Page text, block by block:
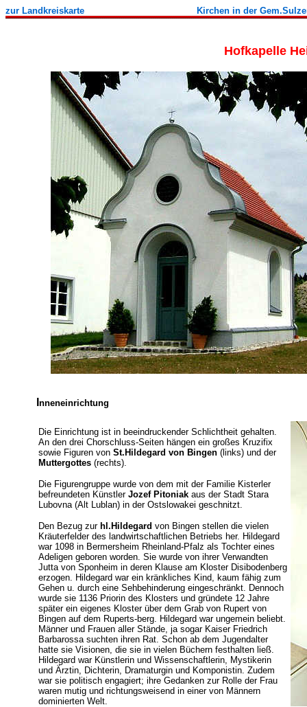
zur Landkreiskarte Kirchen in der
Hofkapelle
nneneinrichtung
Die Einrichtung ist in beeindruckender Schlichtheit gehalten.
An den drei Chorschluss-Seiten hängen ein großes Kruzifix
sowie Figuren von St.Hildegard von Bingen (links) und der
Muttergottes (rechts).
Die Figurengruppe wurde von dem mit der Familie Kisterler
befreundeten Künstler Jozef Pitoniak aus der Stadt Stara
Lubovna (Alt Lublan) in der Ostslowakei geschnitzt.
Den Bezug zur hl.Hildegard von Bingen stellen die vielen
Kräuterfelder des landwirtschaftlichen Betriebs her. Hildegard
war 1098 in Bermersheim Rheinland-Pfalz als Tochter eines
Adeligen geboren worden. Sie wurde von ihrer Verwandten
Jutta von Sponheim in deren Klause am Kloster Disibodenberg
erzogen. Hildegard war ein kränkliches Kind, kaum fähig zum
Gehen u. durch eine Sehbehinderung eingeschränkt. Dennoch
wurde sie 1136 Priorin des Klosters und gründete 12 Jahre
später ein eigenes Kloster über dem Grab von Rupert von
Bingen auf dem Ruperts-berg. Hildegard war ungemein beliebt.
Männer und Frauen aller Stände, ja sogar Kaiser Friedrich
Barbarossa suchten ihren Rat. Schon ab dem Jugendalter
hatte sie Visionen, die sie in vielen Büchern festhalten ließ.
Hildegard war Künstlerin und Wissenschaftlerin, Mystikerin
und Ärztin, Dichterin, Dramaturgin und Komponistin. Zudem
war sie politisch engagiert; ihre Gedanken zur Rolle der Frau
waren mutig und richtungsweisend in einer von Männern
dominierten Welt.